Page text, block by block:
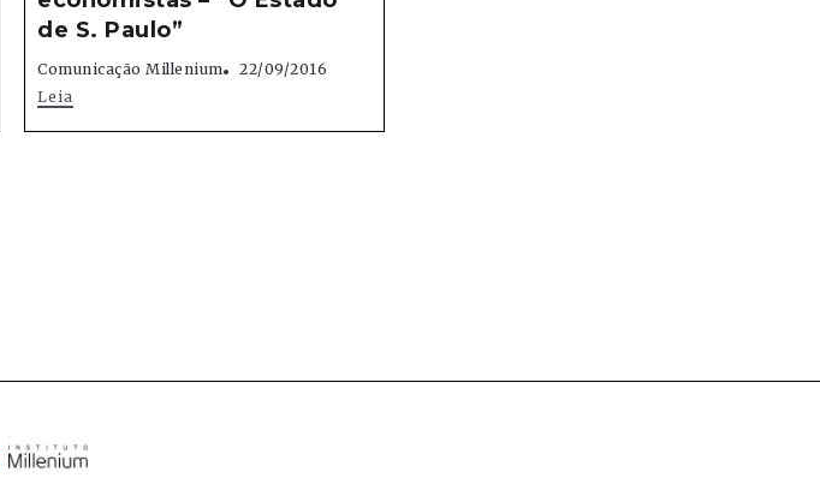
de S. Paulo”
Comunicação Millenium
22/09/2016
Leia